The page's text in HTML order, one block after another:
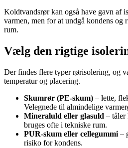
Koldtvandsrør kan også have gavn af
varmen, men for at undgå kondens og
rum.
Vælg den rigtige
Der findes flere typer rørisolering, og
temperatur og placering.
Skumrør (PE-skum) – lette,
Velegnede til almindelige
Mineraluld eller glasuld – tåler
bruges ofte i tekniske rum.
PUR-skum eller cellegummi –
risiko for kondens.